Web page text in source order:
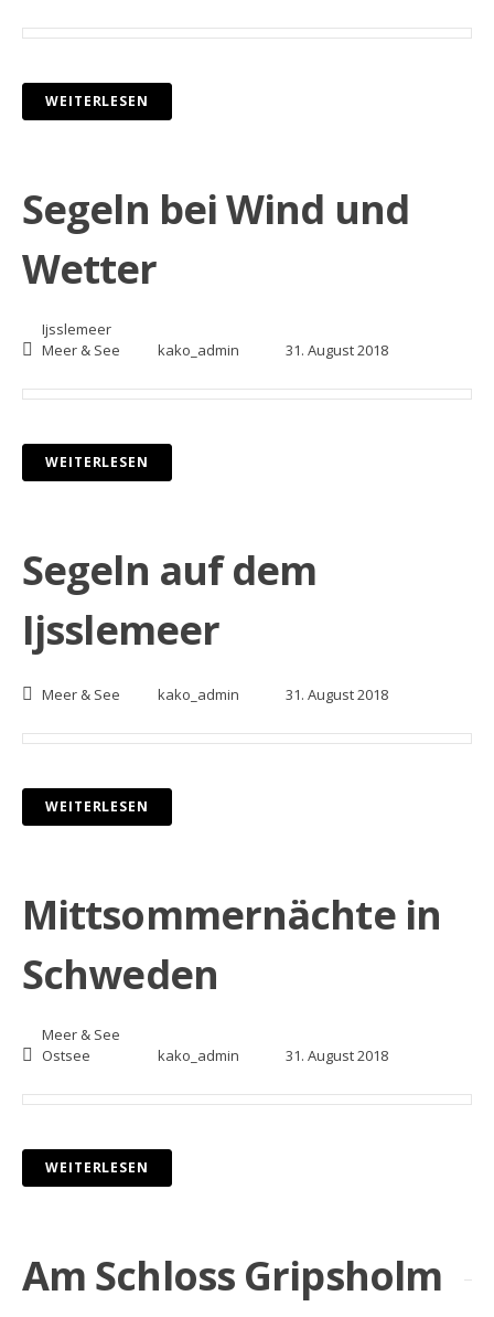
WEITERLESEN
Segeln bei Wind und
Wetter
Ijsslemeer
Meer & See
kako_admin 31. August 2018
WEITERLESEN
Segeln auf dem
Ijsslemeer
Meer & See kako_admin 31. August 2018
WEITERLESEN
Mittsommernächte in
Schweden
Meer & See
Ostsee
kako_admin 31. August 2018
WEITERLESEN
Am Schloss Gripsholm